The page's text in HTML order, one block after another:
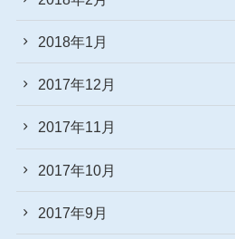
2018年1月
2017年12月
2017年11月
2017年10月
2017年9月